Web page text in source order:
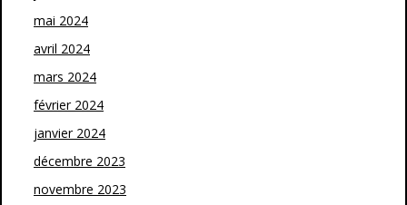
mai 2024
avril 2024
mars 2024
février 2024
janvier 2024
décembre 2023
novembre 2023